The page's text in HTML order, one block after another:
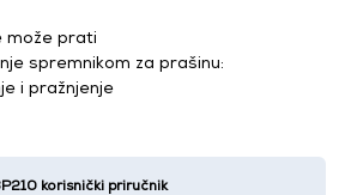
može prati
spremnikom za prašinu:
i pražnjenje
korisnički priručnik